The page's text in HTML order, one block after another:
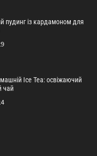
пудинг із кардамоном для
Ice Tea: освіжаючий
чай